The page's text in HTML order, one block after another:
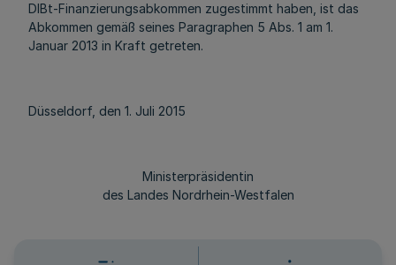
DIBt-Finanzierungsabkommen zugestimmt haben, ist das
Abkommen gemäß seines Paragraphen 5 Abs. 1 am 1.
Januar 2013 in Kraft getreten.
Düsseldorf, den 1. Juli 2015
Ministerpräsidentin
des Landes Nordrhein-Westfalen